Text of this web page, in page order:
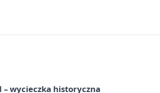
wycieczka historyczna